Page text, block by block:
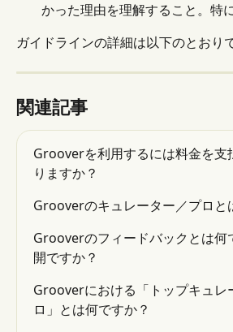
かった理由を理解すること。特
ガイドラインの詳細は以下のとおりで
関連記事
Grooverを利用するには料金を支
りますか？
Grooverのキュレーター／プロと
Grooverのフィードバックとは何
開ですか？
Grooverにおける「トップキュレ
ロ」とは何ですか？